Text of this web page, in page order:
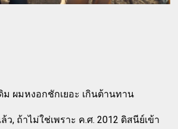
ม ผมหงอกชักเยอะ เกินต้านทาน
ว, ถ้าไม่ใช่เพราะ ค.ศ. 2012 ดิสนีย์เข้า